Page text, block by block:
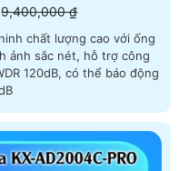
9,400,000 ₫
chất lượng cao với ống
ảnh sắc nét, hỗ trợ công
120dB, có thể báo động